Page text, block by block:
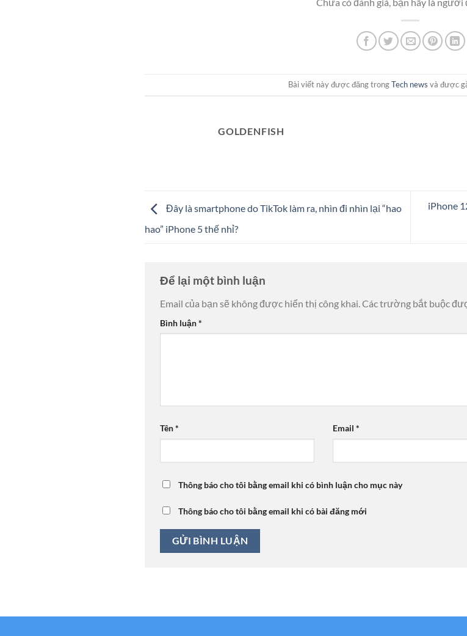
Bài viết này được đăng trongTech news và được
GOLDENFISH
Đây là smartphone do TikTok làm ra, nhìn đi nhìn lại “hao
hao” iPhone 5 thế nhỉ?
iPhone
Để lại một bình luận
Email của bạn sẽ không được hiển thị công khai. Các trường bắt buộc
Bình luận*
Tên* Email*
Thông báo cho tôi bằng email khi có bình luận cho mục này
Thông báo cho tôi bằng email khi có bài đăng mới